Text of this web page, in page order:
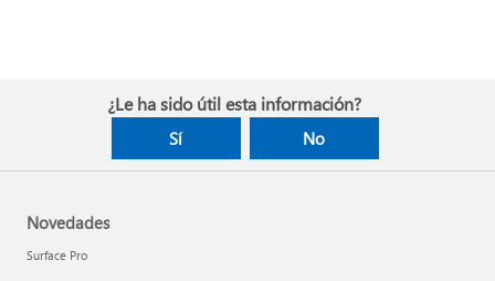
¿Le ha sido útil esta información?
Sí No
Novedades
Surface Pro